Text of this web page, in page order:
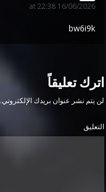
16/06/2026 at 22:38
bw6i9k
اترك تعليقاً
لن يتم نشر عنوان بريدك الإلكتروني.
التعليق